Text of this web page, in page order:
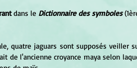
dans le Dictionnaire des symboles
de l'ancienne croyance maya selon